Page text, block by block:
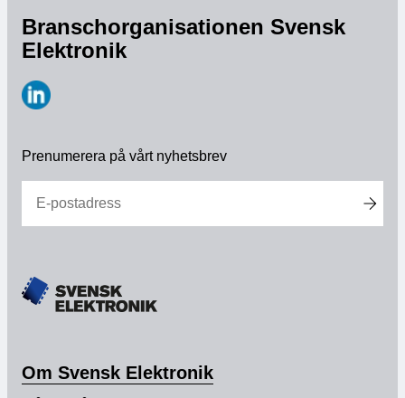
Medlemskap
Sektioner & Forum
Svensk Elektronik i media
Branschorganisationen Svensk
Elektronik
Prenumerera på vårt nyhetsbrev
Om Svensk Elektronik